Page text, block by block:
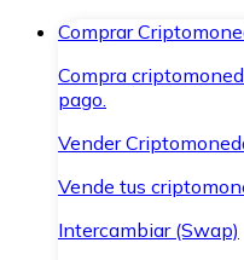
Comprar
Compra
pago.
Vender
Vende tus
Intercambiar (Swap)